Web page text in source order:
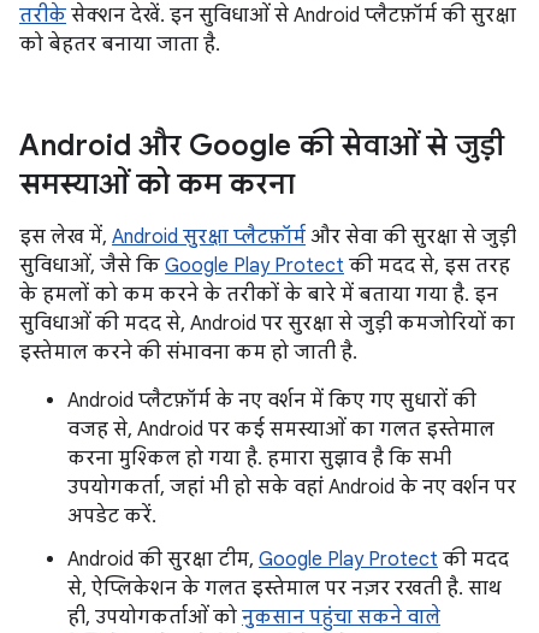
तरीके सेक्शन देखें. इन सुविधाओं से Android प्लैटफ़ॉर्म की सुरक्षा
को बेहतर बनाया जाता है.
Android और Google की सेवाओं से जुड़ी
समस्याओं को कम करना
इस लेख में, Android सुरक्षा प्लैटफ़ॉर्म और सेवा की सुरक्षा से जुड़ी
सुविधाओं, जैसे कि Google Play Protect की मदद से, इस तरह
के हमलों को कम करने के तरीकों के बारे में बताया गया है. इन
सुविधाओं की मदद से, Android पर सुरक्षा से जुड़ी कमजोरियों का
इस्तेमाल करने की संभावना कम हो जाती है.
Android प्लैटफ़ॉर्म के नए वर्शन में किए गए सुधारों की
वजह से, Android पर कई समस्याओं का गलत इस्तेमाल
करना मुश्किल हो गया है. हमारा सुझाव है कि सभी
उपयोगकर्ता, जहां भी हो सके वहां Android के नए वर्शन पर
अपडेट करें.
Android की सुरक्षा टीम, Google Play Protect की मदद
से, ऐप्लिकेशन के गलत इस्तेमाल पर नज़र रखती है. साथ
ही, उपयोगकर्ताओं को नुकसान पहुंचा सकने वाले